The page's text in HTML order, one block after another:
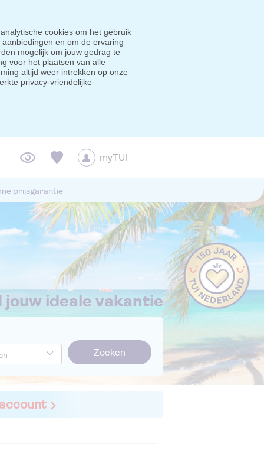
cookies om het gebruik
en om de ervaring
mogelijk om jouw gedrag te
voor het plaatsen van alle
altijd weer intrekken op onze
privacy-vriendelijke
myTUI
prijsgarantie
jouw ideale vakantie
Zoeken